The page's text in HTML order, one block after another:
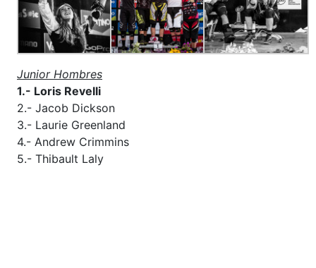
Junior Hombres
1.- Loris Revelli
2.- Jacob Dickson
3.- Laurie Greenland
4.- Andrew Crimmins
5.- Thibault Laly